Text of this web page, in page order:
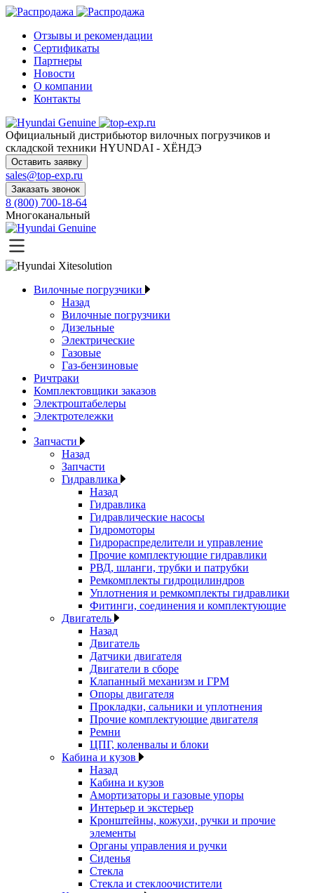
Отзывы и рекомендации
Сертификаты
Партнеры
Новости
О компании
Контакты
Официальный дистрибьютор вилочных погрузчиков и
складской техники HYUNDAI - ХЁНДЭ
Оставить заявку
sales@top-exp.ru
Заказать звонок
8 (800) 700-18-64
Многоканальный
Вилочные погрузчики
Назад
Вилочные погрузчики
Дизельные
Электрические
Газовые
Газ-бензиновые
Ричтраки
Комплектовщики заказов
Электроштабелеры
Электротележки
Запчасти
Назад
Запчасти
Гидравлика
Назад
Гидравлика
Гидравлические насосы
Гидромоторы
Гидрораспределители и управление
Прочие комплектующие гидравлики
РВД, шланги, трубки и патрубки
Ремкомплекты гидроцилиндров
Уплотнения и ремкомплекты гидравлики
Фитинги, соединения и комплектующие
Двигатель
Назад
Двигатель
Датчики двигателя
Двигатели в сборе
Клапанный механизм и ГРМ
Опоры двигателя
Прокладки, сальники и уплотнения
Прочие комплектующие двигателя
Ремни
ЦПГ, коленвалы и блоки
Кабина и кузов
Назад
Кабина и кузов
Амортизаторы и газовые упоры
Интерьер и экстерьер
Кронштейны, кожухи, ручки и прочие
элементы
Органы управления и ручки
Сиденья
Стекла
Стекла и стеклоочистители